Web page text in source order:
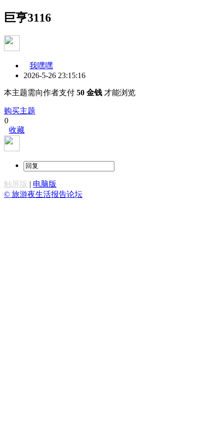
巨亨3116
我嘿嘿
2026-5-26 23:15:16
本主题需向作者支付 50 金钱 才能浏览
购买主题
0
收藏
触屏版 | 电脑版
© 旅游夜生活报告论坛